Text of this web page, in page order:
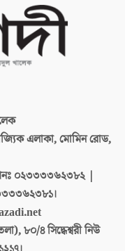
এলাকা, মোমিন রোড,
০২৩৩৩৩৬২৩৮২ |
৮০/৪ সিদ্ধেশ্বরী নিউ